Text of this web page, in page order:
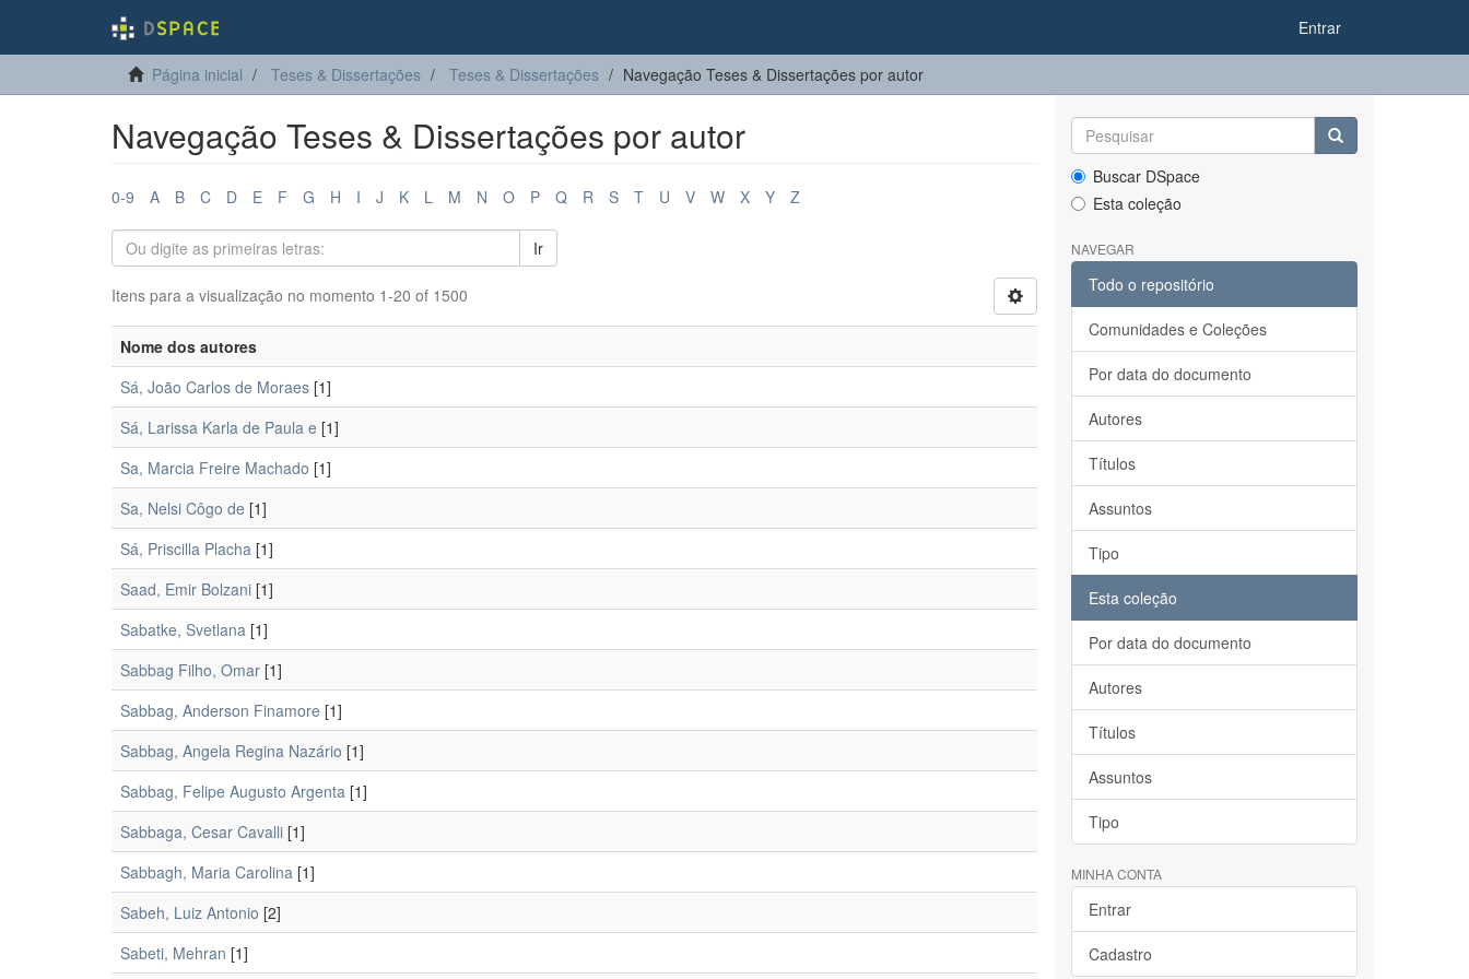
Entrar
Página inicial Teses & Dissertações Teses & Dissertações Navegação Teses & Dissertações por autor
Navegação Teses & Dissertações por autor
0-9 A B C D E F G H I J K L M N O P Q R S T U V W X Y Z
Ir
Itens para a visualização no momento 1-20 of 1500
Nome dos autores
Sá, João Carlos de Moraes [1]
Sá, Larissa Karla de Paula e [1]
Sa, Marcia Freire Machado [1]
Sa, Nelsi Côgo de [1]
Sá, Priscilla Placha [1]
Saad, Emir Bolzani [1]
Sabatke, Svetlana [1]
Sabbag Filho, Omar [1]
Sabbag, Anderson Finamore [1]
Sabbag, Angela Regina Nazário [1]
Sabbag, Felipe Augusto Argenta [1]
Sabbaga, Cesar Cavalli [1]
Sabbagh, Maria Carolina [1]
Sabeh, Luiz Antonio [2]
Sabeti, Mehran [1]
Buscar DSpace
Esta coleção
NAVEGAR
Todo o repositório
Comunidades e Coleções
Por data do documento
Autores
Títulos
Assuntos
Tipo
Esta coleção
Por data do documento
Autores
Títulos
Assuntos
Tipo
MINHA CONTA
Entrar
Cadastro